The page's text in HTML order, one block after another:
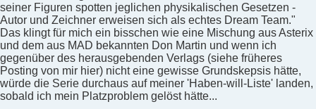
seiner Figuren spotten jeglichen physikalischen Gesetzen -
Autor und Zeichner erweisen sich als echtes Dream Team."
Das klingt für mich ein bisschen wie eine Mischung aus Asterix
und dem aus MAD bekannten Don Martin und wenn ich
gegenüber des herausgebenden Verlags (siehe früheres
Posting von mir hier) nicht eine gewisse Grundskepsis hätte,
würde die Serie durchaus auf meiner 'Haben-will-Liste' landen,
sobald ich mein Platzproblem gelöst hätte...